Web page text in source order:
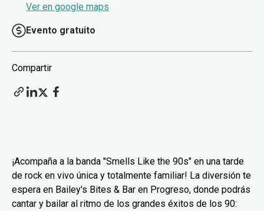
Ver en google maps
Evento gratuito
Compartir
¡Acompaña a la banda "Smells Like the 90s" en una tarde
de rock en vivo única y totalmente familiar! La diversión te
espera en Bailey's Bites & Bar en Progreso, donde podrás
cantar y bailar al ritmo de los grandes éxitos de los 90: